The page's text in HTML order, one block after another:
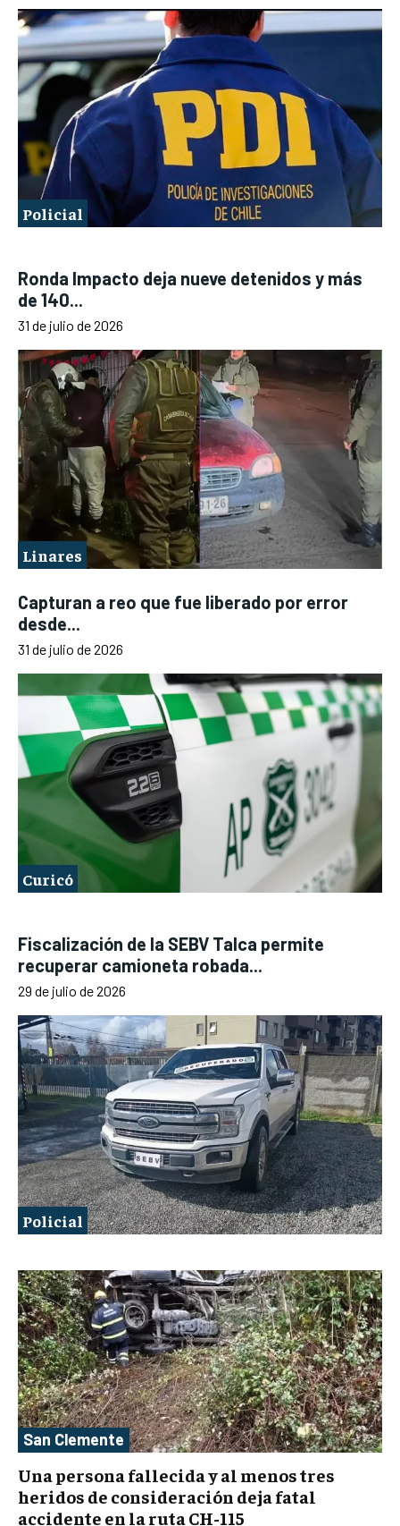
Policial
Ronda Impacto deja nueve detenidos y más
de 140...
31 de julio de 2026
Linares
Capturan a reo que fue liberado por error
desde...
31 de julio de 2026
Curicó
Fiscalización de la SEBV Talca permite
recuperar camioneta robada...
29 de julio de 2026
Policial
San Clemente
Una persona fallecida y al menos tres
heridos de consideración deja fatal
accidente en la ruta CH-115